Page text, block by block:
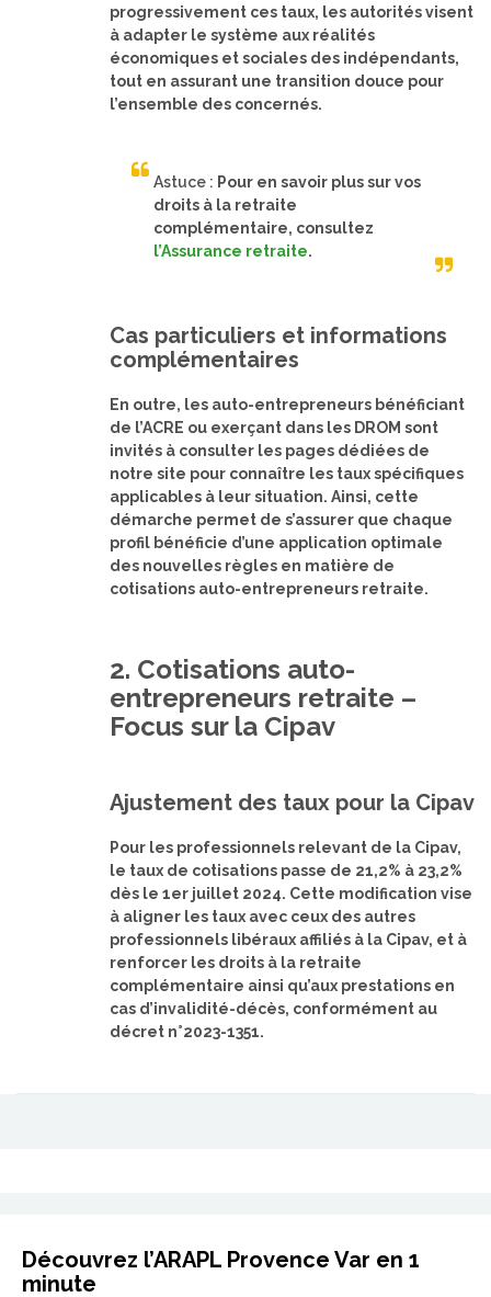
progressivement ces taux, les autorités visent
à adapter le système aux réalités
économiques et sociales des indépendants,
tout en assurant une transition douce pour
l’ensemble des concernés.
Astuce : Pour en savoir plus sur vos
droits à la retraite
complémentaire, consultez
l’Assurance retraite.
Cas particuliers et informations
complémentaires
En outre, les auto-entrepreneurs bénéficiant
de l’ACRE ou exerçant dans les DROM sont
invités à consulter les pages dédiées de
notre site pour connaître les taux spécifiques
applicables à leur situation. Ainsi, cette
démarche permet de s’assurer que chaque
profil bénéficie d’une application optimale
des nouvelles règles en matière de
cotisations auto-entrepreneurs retraite.
2. Cotisations auto-
entrepreneurs retraite –
Focus sur la Cipav
Ajustement des taux pour la Cipav
Pour les professionnels relevant de la Cipav,
le taux de cotisations passe de 21,2% à 23,2%
dès le 1er juillet 2024. Cette modification vise
à aligner les taux avec ceux des autres
professionnels libéraux affiliés à la Cipav, et à
renforcer les droits à la retraite
complémentaire ainsi qu’aux prestations en
cas d’invalidité-décès, conformément au
décret n°2023-1351.
Découvrez l’ARAPL Provence Var en 1
minute